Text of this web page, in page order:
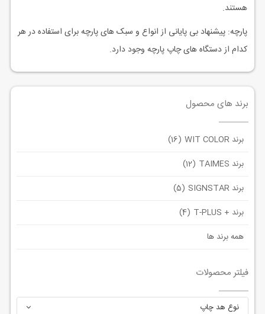
هستند.
پارچه: پیشنهاد بی پایانی از انواع و سبک های پارچه برای استفاده در هر
کدام از دستگاه های چاپ پارچه وجود دارد.
برند های محصول
برند WIT COLOR
(16)
برند TAIMES
(12)
برند SIGNSTAR
(5)
برند + T-PLUS
(4)
همه برند ها
فیلتر محصولات
نوع هد چاپ